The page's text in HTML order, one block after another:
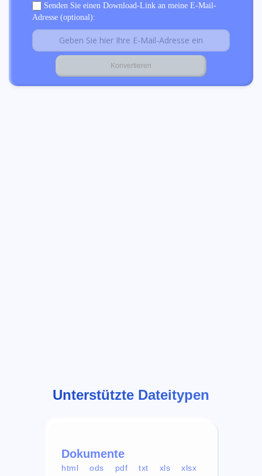
Senden Sie einen Download-Link an meine E-Mail-
Adresse (optional):
Unterstützte Dateitypen
Dokumente
html ods pdf txt xls
xlsx